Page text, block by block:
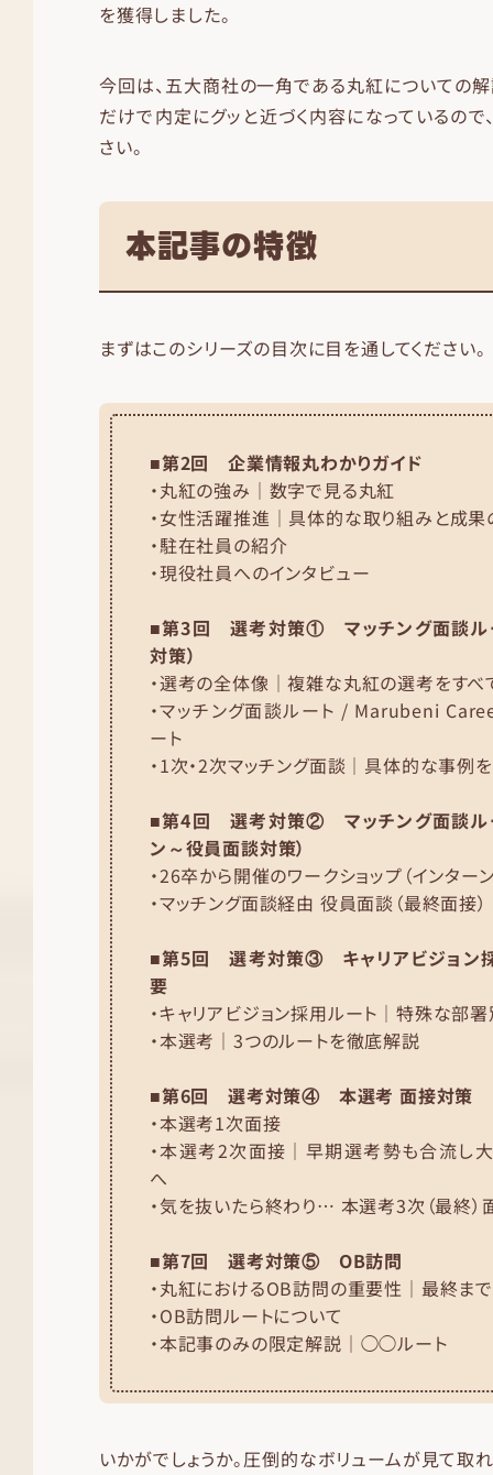
を獲得しました。
今回は、五大商社の一角である丸紅についての解
だけで内定にグッと近づく内容になっているので
さい。
本記事の特徴
まずはこのシリーズの目次に目を通してください。
■第2回 企業情報丸わかりガイド
・丸紅の強み｜数字で見る丸紅
・女性活躍推進｜具体的な取り組みと成果
・駐在社員の紹介
・現役社員へのインタビュー
■第3回 選考対策① マッチング面談ルー
対策）
・選考の全体像｜複雑な丸紅の選考をすべ
・マッチング面談ルート / Marubeni
ート
・1次・2次マッチング面談｜具体的な事例
■第4回 選考対策② マッチング面談ル
ン～役員面談対策）
・26卒から開催のワークショップ（インター
・マッチング面談経由 役員面談（最終面接）
■第5回 選考対策③ キャリアビジョン
要
・キャリアビジョン採用ルート｜特殊な
・本選考｜3つのルートを徹底解説
■第6回 選考対策④ 本選考 面接対策
・本選考1次面接
・本選考2次面接｜早期選考勢も合流し
へ
・気を抜いたら終わり… 本選考3次（最終）
■第7回 選考対策⑤ OB訪問
・丸紅におけるOB訪問の重要性｜最終
・OB訪問ルートについて
・本記事のみの限定解説｜◯◯ルート
いかがでしょうか。圧倒的なボリュームが見て取